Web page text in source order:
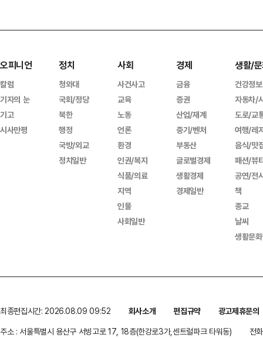
오피니언
칼럼
기자의 눈
기고
시사만평
정치
청와대
국회/정당
북한
행정
국방/외교
정치일반
사회
사건사고
교육
노동
언론
환경
인권/복지
식품/의료
지역
인물
사회일반
경제
금융
증권
산업/재계
중기/벤처
부동산
글로벌경제
생활경제
경제일반
생활/
건강정보
자동차/
도로/교
여행/레
음식/맛
패션/뷰
공연/전
책
종교
날씨
생활문
최종편집시간: 2026.08.09 09:52 회사소개 편집규약
광고제휴문의
주소 : 서울특별시 용산구 서빙고로 17, 18층(한강로3가,센트럴파크 타워동)
전